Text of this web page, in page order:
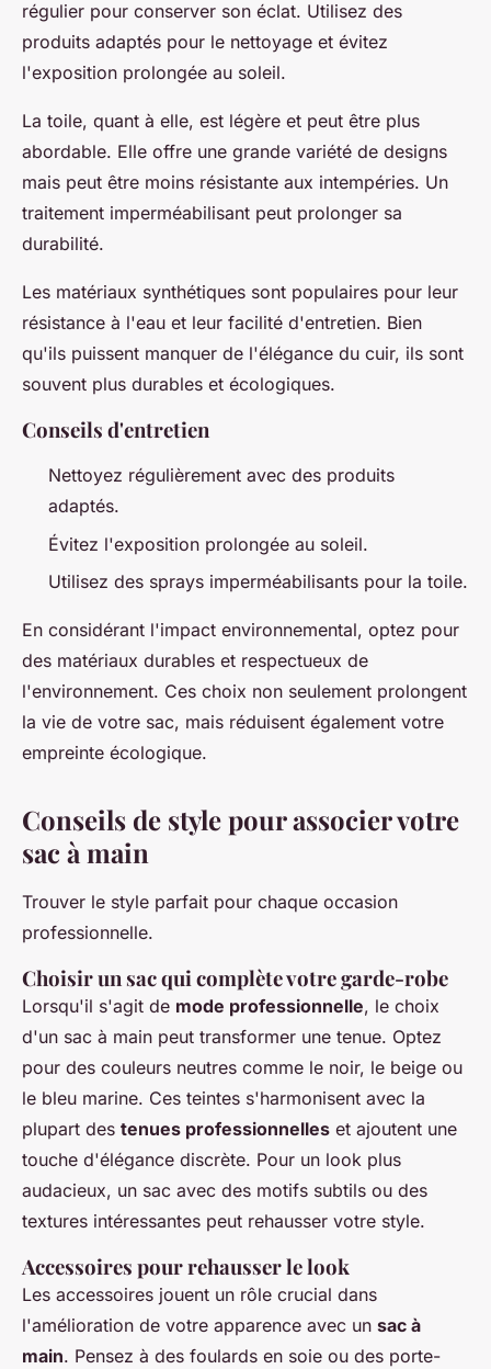
régulier pour conserver son éclat. Utilisez des
produits adaptés pour le nettoyage et évitez
l'exposition prolongée au soleil.
La toile, quant à elle, est légère et peut être plus
abordable. Elle offre une grande variété de designs
mais peut être moins résistante aux intempéries. Un
traitement imperméabilisant peut prolonger sa
durabilité.
Les matériaux synthétiques sont populaires pour leur
résistance à l'eau et leur facilité d'entretien. Bien
qu'ils puissent manquer de l'élégance du cuir, ils sont
souvent plus durables et écologiques.
Conseils d'entretien
Nettoyez régulièrement avec des produits
adaptés.
Évitez l'exposition prolongée au soleil.
Utilisez des sprays imperméabilisants pour la toile.
En considérant l'impact environnemental, optez pour
des matériaux durables et respectueux de
l'environnement. Ces choix non seulement prolongent
la vie de votre sac, mais réduisent également votre
empreinte écologique.
Conseils de style pour associer votre
sac à main
Trouver le style parfait pour chaque occasion
professionnelle.
Choisir un sac qui complète votre garde-robe
Lorsqu'il s'agit de mode professionnelle, le choix
d'un sac à main peut transformer une tenue. Optez
pour des couleurs neutres comme le noir, le beige ou
le bleu marine. Ces teintes s'harmonisent avec la
plupart des tenues professionnelles et ajoutent une
touche d'élégance discrète. Pour un look plus
audacieux, un sac avec des motifs subtils ou des
textures intéressantes peut rehausser votre style.
Accessoires pour rehausser le look
Les accessoires jouent un rôle crucial dans
l'amélioration de votre apparence avec un sac à
main. Pensez à des foulards en soie ou des porte-